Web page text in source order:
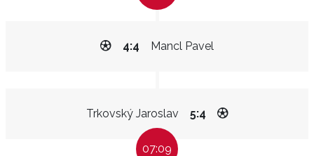
Mancl Pavel
4:4
Trkovský Jaroslav 5:4
07:09